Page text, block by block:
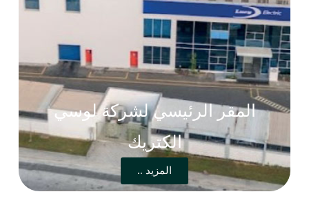
المقر الرئيسي لشركة لوسي
الكتريك
المزيد ..